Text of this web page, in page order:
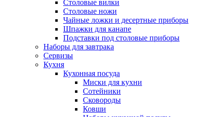
Столовые вилки
Столовые ножи
Чайные ложки и десертные приборы
Шпажки для канапе
Подставки под столовые приборы
Наборы для завтрака
Сервизы
Кухня
Кухонная посуда
Миски для кухни
Сотейники
Сковороды
Ковши